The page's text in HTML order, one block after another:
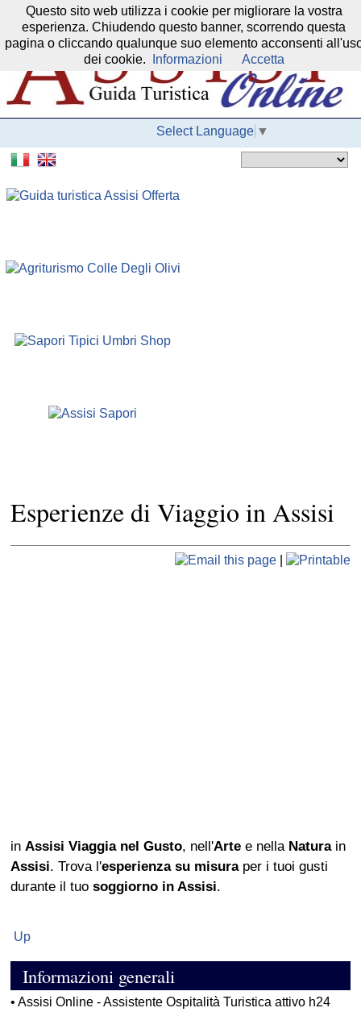
Il nostro network:
Select Language ▼
Esperienze di Viaggio in Assisi
|
inAssisi Viaggia nel Gusto, nell'Arte e nella Naturain
Assisi. Trova l'esperienza su misuraper i tuoi gusti
durante il tuosoggiorno in Assisi.
Up
Informazioni generali
•Assisi Online - Assistente Ospitalità Turistica attivo h24
Questo sito web utilizza i cookie per migliorare la vostra
esperienza. Chiudendo questo banner, scorrendo questa
pagina o cliccando qualunque suo elemento acconsenti
dei cookie.
Informazioni Accetta